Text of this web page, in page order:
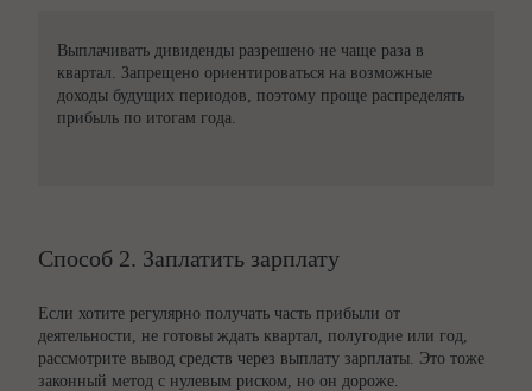
Выплачивать дивиденды разрешено не чаще раза в
квартал. Запрещено ориентироваться на возможные
доходы будущих периодов, поэтому проще распределять
прибыль по итогам года.
Способ 2. Заплатить зарплату
Если хотите регулярно получать часть прибыли от
деятельности, не готовы ждать квартал, полугодие или год,
рассмотрите вывод средств через выплату зарплаты. Это тоже
законный метод с нулевым риском, но он дороже.